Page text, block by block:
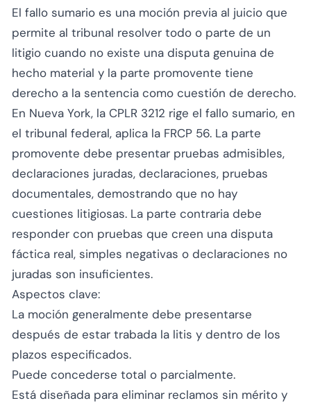
El fallo sumario es una moción previa al juicio que
permite al tribunal resolver todo o parte de un
litigio cuando no existe una disputa genuina de
hecho material y la parte promovente tiene
derecho a la sentencia como cuestión de derecho.
En Nueva York, la CPLR 3212 rige el fallo sumario, en
el tribunal federal, aplica la FRCP 56. La parte
promovente debe presentar pruebas admisibles,
declaraciones juradas, declaraciones, pruebas
documentales, demostrando que no hay
cuestiones litigiosas. La parte contraria debe
responder con pruebas que creen una disputa
fáctica real, simples negativas o declaraciones no
juradas son insuficientes.
Aspectos clave:
La moción generalmente debe presentarse
después de estar trabada la litis y dentro de los
plazos especificados.
Puede concederse total o parcialmente.
Está diseñada para eliminar reclamos sin mérito y